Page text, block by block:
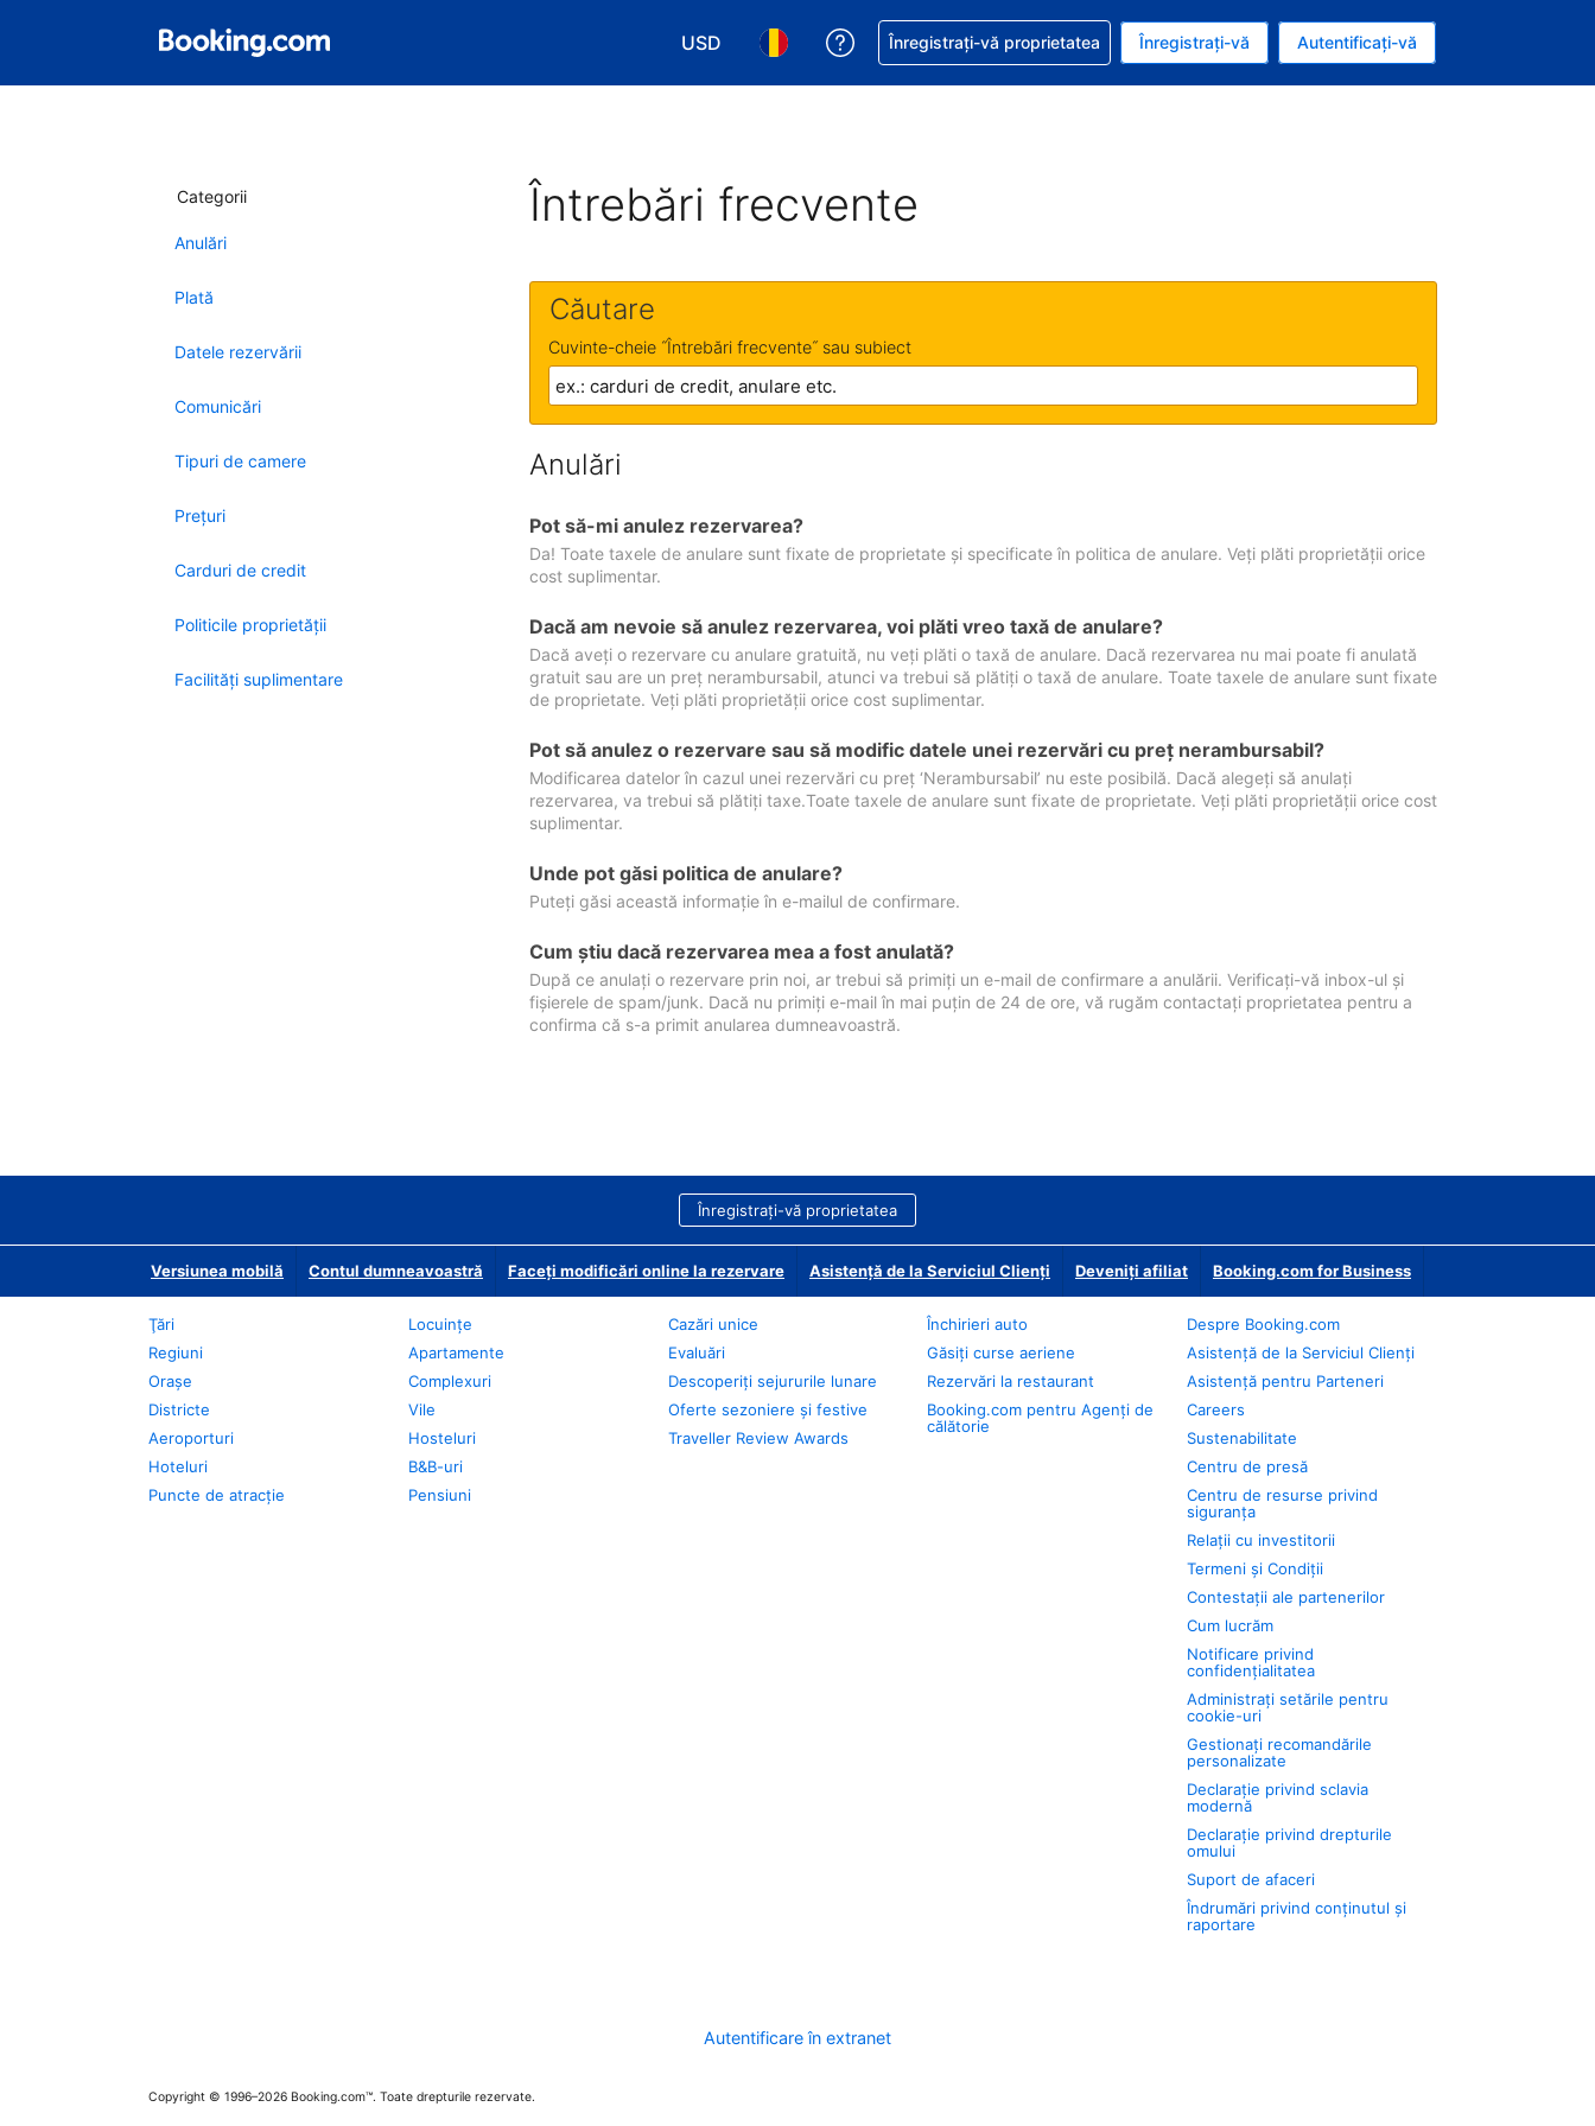
USD
Alegeţi moneda. Moneda actuală este Dolar american
Alegeți limba. Limba actuală este Română
Primiți asistență cu privire la rezervarea dvs.
Înregistrați-vă proprietatea Înregistrați-vă Autentificați-vă
Categorii
Anulări
Plată
Datele rezervării
Comunicări
Tipuri de camere
Preţuri
Carduri de credit
Politicile proprietății
Facilităţi suplimentare
Întrebări frecvente
Căutare
Cuvinte-cheie ˝Întrebări frecvente˝ sau subiect
Anulări
Pot să-mi anulez rezervarea?
Da! Toate taxele de anulare sunt fixate de proprietate și specificate în politica de anulare. Veți plăti proprietății orice
cost suplimentar.
Dacă am nevoie să anulez rezervarea, voi plăti vreo taxă de anulare?
Dacă aveți o rezervare cu anulare gratuită, nu veți plăti o taxă de anulare. Dacă rezervarea nu mai poate fi anulată
gratuit sau are un preț nerambursabil, atunci va trebui să plătiți o taxă de anulare. Toate taxele de anulare sunt fixate
de proprietate. Veți plăti proprietății orice cost suplimentar.
Pot să anulez o rezervare sau să modific datele unei rezervări cu preţ nerambursabil?
Modificarea datelor în cazul unei rezervări cu preț ‘Nerambursabil’ nu este posibilă. Dacă alegeți să anulați
rezervarea, va trebui să plătiți taxe.Toate taxele de anulare sunt fixate de proprietate. Veți plăti proprietății orice cost
suplimentar.
Unde pot găsi politica de anulare?
Puteți găsi această informație în e-mailul de confirmare.
Cum ştiu dacă rezervarea mea a fost anulată?
După ce anulați o rezervare prin noi, ar trebui să primiți un e-mail de confirmare a anulării. Verificați-vă inbox-ul și
fișierele de spam/junk. Dacă nu primiți e-mail în mai puțin de 24 de ore, vă rugăm contactați proprietatea pentru a
confirma că s-a primit anularea dumneavoastră.
Înregistrați-vă proprietatea
Versiunea mobilă Contul dumneavoastră Faceți modificări online la rezervare Asistență de la Serviciul Clienți Deveniţi afiliat Booking.com for Business
Ţări
Regiuni
Oraşe
Districte
Aeroporturi
Hoteluri
Puncte de atracţie
Locuințe
Apartamente
Complexuri
Vile
Hosteluri
B&B-uri
Pensiuni
Cazări unice
Evaluări
Descoperiți sejururile lunare
Oferte sezoniere și festive
Traveller Review Awards
Închirieri auto
Găsiți curse aeriene
Rezervări la restaurant
Booking.com pentru Agenți de
călătorie
Despre Booking.com
Asistență de la Serviciul Clienți
Asistență pentru Parteneri
Careers
Sustenabilitate
Centru de presă
Centru de resurse privind
siguranța
Relații cu investitorii
Termeni și Condiții
Contestații ale partenerilor
Cum lucrăm
Notificare privind
confidențialitatea
Administrați setările pentru
cookie-uri
Gestionați recomandările
personalizate
Declarație privind sclavia
modernă
Declarație privind drepturile
omului
Suport de afaceri
Îndrumări privind conținutul și
raportare
Autentificare în extranet
Copyright © 1996–2026 Booking.com™. Toate drepturile rezervate.